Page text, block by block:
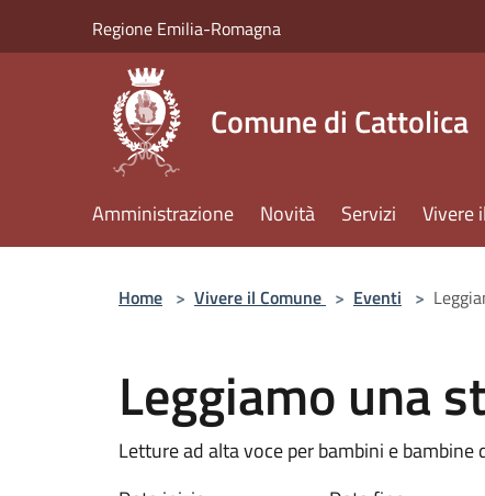
Regione Emilia-Romagna
Comune di Cattolica
Amministrazione Novità Servizi Vivere
Home > Vivere il Comune > Eventi >
Leggiamo una
Letture ad alta voce per bambini e bambine